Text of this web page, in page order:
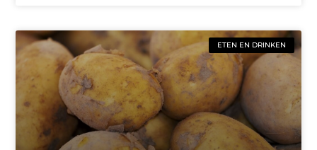
ETEN EN DRINKEN